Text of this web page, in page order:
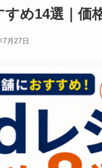
め14選｜価
7月27日